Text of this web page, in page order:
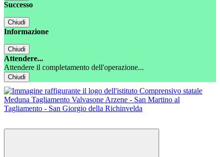
Successo
Chiudi
Informazione
Chiudi
Attendere...
Attendere il completamento dell'operazione...
Chiudi